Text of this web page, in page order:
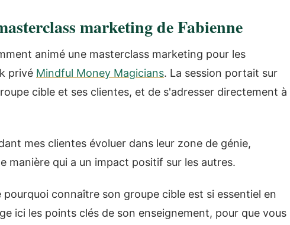
marketing de Fabienne
animé une masterclass marketing pour les
privé Mindful Money Magicians. La session portait sur
cible et ses clientes, et de s'adresser directement à
mes clientes évoluer dans leur zone de génie,
manière qui a un impact positif sur les autres.
connaître son groupe cible est si essentiel en
ici les points clés de son enseignement, pour que vous